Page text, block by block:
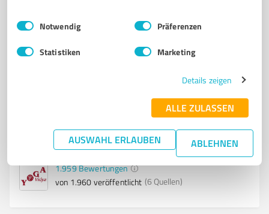
Impressum Datenschutzbestimmungen
Einwilligungsauswahl
Notwendig Präferenzen
Statistiken Marketing
Details zeigen
ALLE ZULASSEN
AUSWAHL ERLAUBEN ABLEHNEN
WORKSHOP
Yogaweg 7, 32805 Horn-Bad Meinberg
www.yoga-vidya.de/yoga/
1.959Bewertungen
von 1.960 veröffentlicht (6 Quellen)